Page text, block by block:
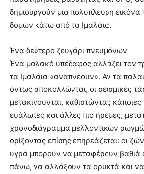
δημιουργούν μια πολύπλευρη
δομών κάτω από τα Ιμαλάια.
Ένα δεύτερο ζευγάρι πνευμόνων
Ένα μαλακό υπέδαφος αλλάζει τον
τα Ιμαλάια «αναπνέουν». Αν τα
όντως αποκολλώνται, οι σεισμικές
μετακινούνται, καθιστώντας κάποιες
ευάλωτες και άλλες πιο ήρεμες,
χρονοδιάγραμμα μελλοντικών
ορίζοντας επίσης επηρεάζεται: οι
υγρά μπορούν να μεταφέρουν βαθιά
πάνω, να αλλάξουν τα ορυκτά και